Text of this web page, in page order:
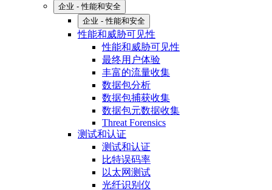
企业 - 性能和安全
企业 - 性能和安全
性能和威胁可见性
性能和威胁可见性
最终用户体验
丰富的流量收集
数据包分析
数据包捕获收集
数据包元数据收集
Threat Forensics
测试和认证
测试和认证
比特误码率
以太网测试
光纤识别仪